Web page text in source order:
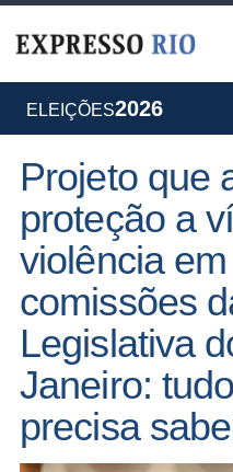
ELEIÇÕES2026
Projeto que
proteção a
violência
comissões
Legislativa
Janeiro:
precisa